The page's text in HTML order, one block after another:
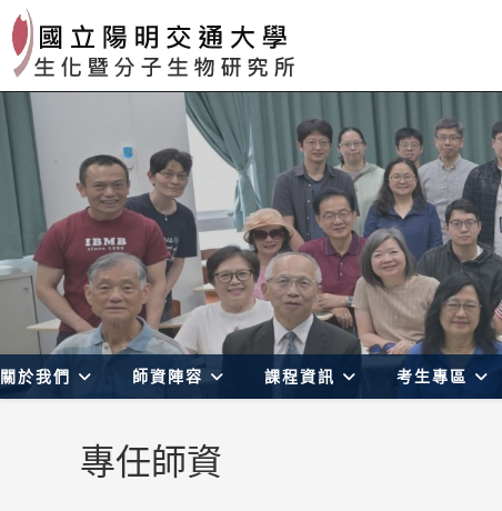
Skip
content
關於我們 師資陣容 課程資訊 考生專區
專任師資